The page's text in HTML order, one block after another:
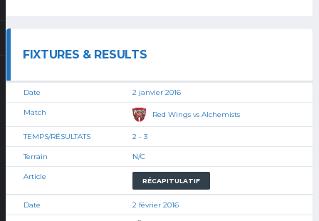
FIXTURES & RESULTS
2 janvier 2016
Red Wings vs Alchemists
2 - 3
N/C
RÉCAPITULATIF
2 février 2016